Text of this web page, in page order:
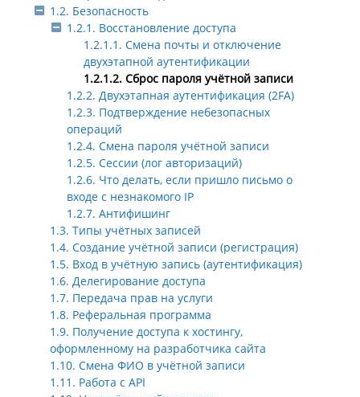
1.2. Безопасность
1.2.1. Восстановление доступа
1.2.1.1. Смена почты и отключение
двухэтапной аутентификации
1.2.1.2. Сброс пароля учётной записи
1.2.2. Двухэтапная аутентификация (2FA)
1.2.3. Подтверждение небезопасных
операций
1.2.4. Смена пароля учётной записи
1.2.5. Сессии (лог авторизаций)
1.2.6. Что делать, если пришло письмо о
входе с незнакомого IP
1.2.7. Антифишинг
1.3. Типы учётных записей
1.4. Создание учётной записи (регистрация)
1.5. Вход в учётную запись (аутентификация)
1.6. Делегирование доступа
1.7. Передача прав на услуги
1.8. Реферальная программа
1.9. Получение доступа к хостингу,
оформленному на разработчика сайта
1.10. Смена ФИО в учётной записи
1.11. Работа с API